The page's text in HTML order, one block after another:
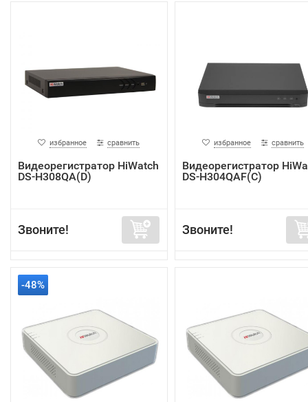
избранное сравнить
Видеорегистратор HiWatch
DS-H308QA(D)
Звоните!
избранное сравнить
Видеорегистратор
DS-H304QAF(C)
Звоните!
-48%